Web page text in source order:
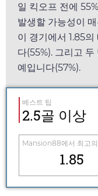
일 킥오프 전에
발생할 가능성이
이 경기에서 1.85의
다(55%). 그리고
예입니다(57%).
베스트 팁
2.5골 이상
Mansion88에서 최고
1.85